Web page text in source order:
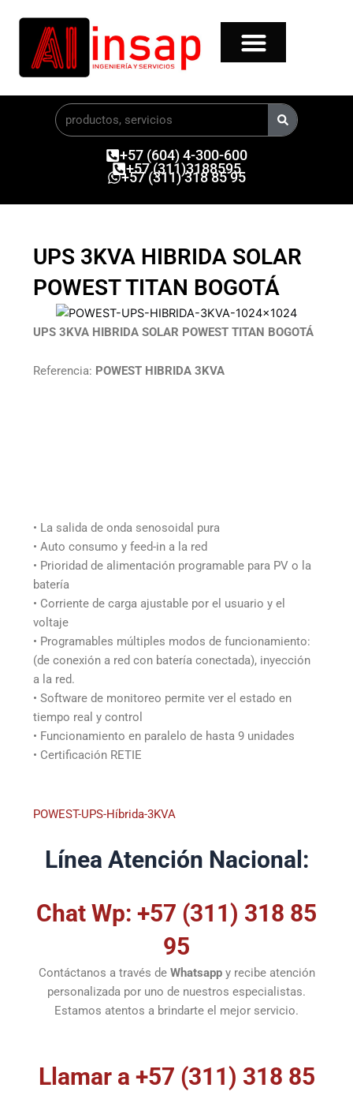
contenido
Buscar
+57 (604) 4-300-600
+57 (311)3188595
+57 (311) 318 85 95
UPS 3KVA HIBRIDA SOLAR
POWEST TITAN BOGOTÁ
UPS 3KVA HIBRIDA SOLAR POWEST TITAN BOGOTÁ
Referencia: POWEST HIBRIDA 3KVA
• La salida de onda senosoidal pura
• Auto consumo y feed-in a la red
• Prioridad de alimentación programable para PV o la
batería
• Corriente de carga ajustable por el usuario y el
voltaje
• Programables múltiples modos de funcionamiento:
(de conexión a red con batería conectada), inyección
a la red.
• Software de monitoreo permite ver el estado en
tiempo real y control
• Funcionamiento en paralelo de hasta 9 unidades
• Certificación RETIE
POWEST-UPS-Híbrida-3KVA
Línea Atención Nacional:
Chat Wp: +57 (311) 318 85
95
Contáctanos a través de Whatsappy recibe atención
personalizada por uno de nuestros especialistas.
Estamos atentos a brindarte el mejor servicio.
Llamar a +57 (311) 318 85